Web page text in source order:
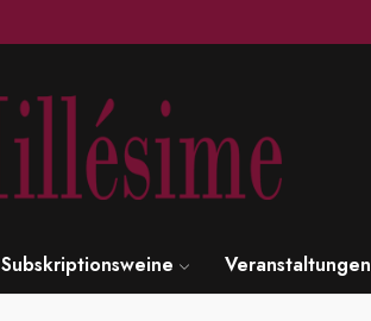
Subskriptionsweine Veranstaltungen